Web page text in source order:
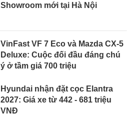
Showroom mới tại Hà Nội
VinFast VF 7 Eco và Mazda CX-5
Deluxe: Cuộc đối đầu đáng chú
ý ở tầm giá 700 triệu
Hyundai nhận đặt cọc Elantra
2027: Giá xe từ 442 - 681 triệu
VNĐ